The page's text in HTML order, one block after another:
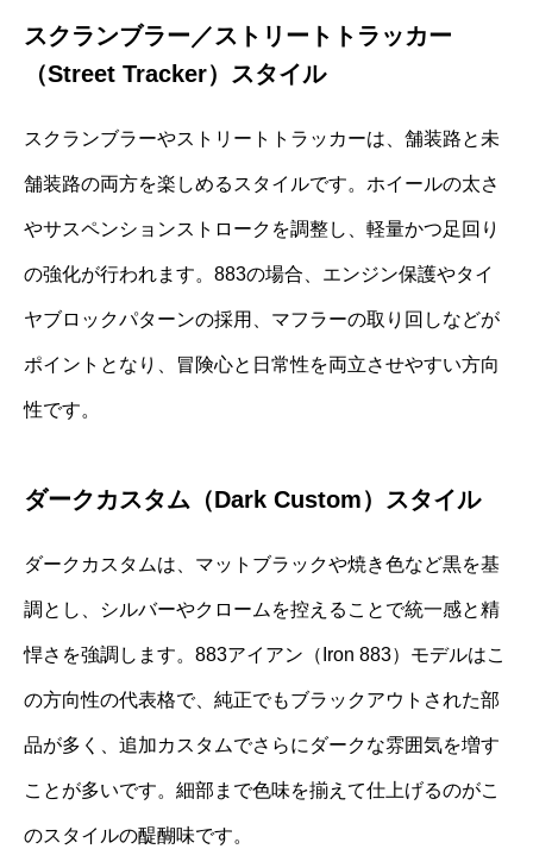
スクランブラー／ストリートトラッカー
（Street Tracker）スタイル
スクランブラーやストリートトラッカーは、舗装路と未
舗装路の両方を楽しめるスタイルです。ホイールの太さ
やサスペンションストロークを調整し、軽量かつ足回り
の強化が行われます。883の場合、エンジン保護やタイ
ヤブロックパターンの採用、マフラーの取り回しなどが
ポイントとなり、冒険心と日常性を両立させやすい方向
性です。
ダークカスタム（Dark Custom）スタイル
ダークカスタムは、マットブラックや焼き色など黒を基
調とし、シルバーやクロームを控えることで統一感と精
悍さを強調します。883アイアン（Iron 883）モデルはこ
の方向性の代表格で、純正でもブラックアウトされた部
品が多く、追加カスタムでさらにダークな雰囲気を増す
ことが多いです。細部まで色味を揃えて仕上げるのがこ
のスタイルの醍醐味です。